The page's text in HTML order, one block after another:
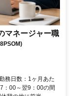
ネージャー職
務日数：1ヶ月あた
：00～翌9：00の間